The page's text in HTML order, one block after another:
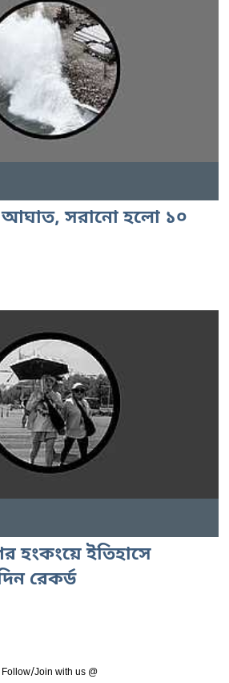
আঘাত, সরানো হলো ১০
হংকংয়ে ইতিহাসে
রেকর্ড
Follow/Join with us @